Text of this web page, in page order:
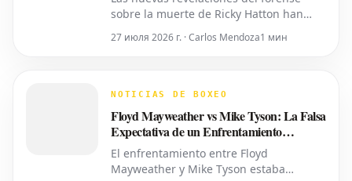
sobre la muerte de Ricky Hatton han
planteando interrogantes sobre si toda
Boxing News, muchos aficionados ya
privacidad
27 июля 2026 г. · Carlos Mendoza1 мин
NOTICIAS DE BOXEO
Floyd Mayweather vs Mike Tyson: La Falsa
Expectativa de un Enfrentamiento
Próximo
El enfrentamiento entre Floyd
Mayweather y Mike Tyson estaba